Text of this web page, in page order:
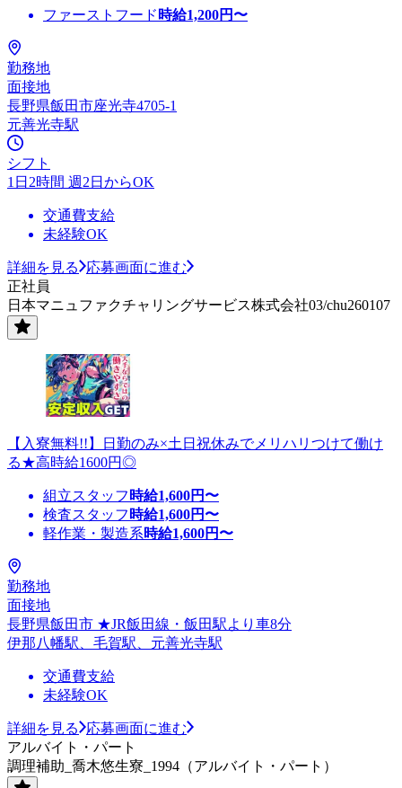
ファーストフード 時給1,200円〜
勤務地
面接地
長野県飯田市座光寺4705-1
元善光寺駅
シフト
1日2時間 週2日からOK
交通費支給
未経験OK
詳細を見る
応募画面に進む
正社員
日本マニュファクチャリングサービス株式会社03/chu260107
【入寮無料!!】日勤のみ×土日祝休みでメリハリつけて働け
る★高時給1600円◎
組立スタッフ 時給1,600円〜
検査スタッフ 時給1,600円〜
軽作業・製造系時給1,600円〜
勤務地
面接地
長野県飯田市 ★JR飯田線・飯田駅より車8分
伊那八幡駅、毛賀駅、元善光寺駅
交通費支給
未経験OK
詳細を見る
応募画面に進む
アルバイト・パート
調理補助_喬木悠生寮_1994（アルバイト・パート）